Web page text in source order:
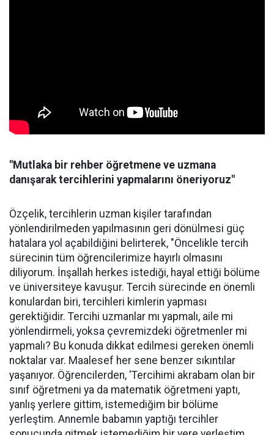
"Mutlaka bir rehber öğretmene ve uzmana
danışarak tercihlerini yapmalarını öneriyoruz"
Özçelik, tercihlerin uzman kişiler tarafından
yönlendirilmeden yapılmasının geri dönülmesi güç
hatalara yol açabildiğini belirterek, "Öncelikle tercih
sürecinin tüm öğrencilerimize hayırlı olmasını
diliyorum. İnşallah herkes istediği, hayal ettiği bölüme
ve üniversiteye kavuşur. Tercih sürecinde en önemli
konulardan biri, tercihleri kimlerin yapması
gerektiğidir. Tercihi uzmanlar mı yapmalı, aile mi
yönlendirmeli, yoksa çevremizdeki öğretmenler mi
yapmalı? Bu konuda dikkat edilmesi gereken önemli
noktalar var. Maalesef her sene benzer sıkıntılar
yaşanıyor. Öğrencilerden, 'Tercihimi akrabam olan bir
sınıf öğretmeni ya da matematik öğretmeni yaptı,
yanlış yerlere gittim, istemediğim bir bölüme
yerleştim. Annemle babamın yaptığı tercihler